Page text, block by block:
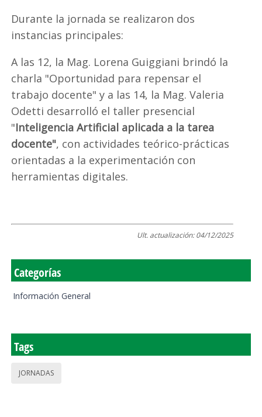
Durante la jornada se realizaron dos
instancias principales:
A las 12, la Mag. Lorena Guiggiani brindó la
charla "Oportunidad para repensar el
trabajo docente" y a las 14, la Mag. Valeria
Odetti desarrolló el taller presencial
"Inteligencia Artificial aplicada a la tarea
docente", con actividades teórico-prácticas
orientadas a la experimentación con
herramientas digitales.
Ult. actualización:04/12/2025
Categorías
Información General
Tags
JORNADAS